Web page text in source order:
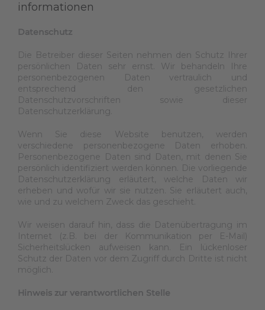
informationen
Datenschutz
Die Betreiber dieser Seiten nehmen den Schutz Ihrer
persönlichen Daten sehr ernst. Wir behandeln Ihre
personenbezogenen Daten vertraulich und
entsprechend den gesetzlichen
Datenschutzvorschriften sowie dieser
Datenschutzerklärung.
Wenn Sie diese Website benutzen, werden
verschiedene personenbezogene Daten erhoben.
Personenbezogene Daten sind Daten, mit denen Sie
persönlich identifiziert werden können. Die vorliegende
Datenschutzerklärung erläutert, welche Daten wir
erheben und wofür wir sie nutzen. Sie erläutert auch,
wie und zu welchem Zweck das geschieht.
Wir weisen darauf hin, dass die Datenübertragung im
Internet (z.B. bei der Kommunikation per E-Mail)
Sicherheitslücken aufweisen kann. Ein lückenloser
Schutz der Daten vor dem Zugriff durch Dritte ist nicht
möglich.
Hinweis zur verantwortlichen Stelle